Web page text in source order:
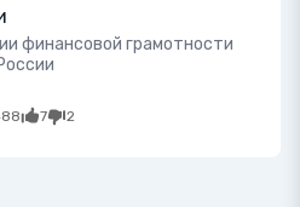
финансовой грамотности
7 2